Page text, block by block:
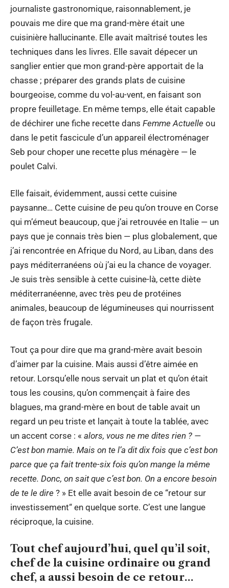
journaliste gastronomique, raisonnablement, je
pouvais me dire que ma grand-mère était une
cuisinière hallucinante. Elle avait maîtrisé toutes les
techniques dans les livres. Elle savait dépecer un
sanglier entier que mon grand-père apportait de la
chasse ; préparer des grands plats de cuisine
bourgeoise, comme du vol-au-vent, en faisant son
propre feuilletage. En même temps, elle était capable
de déchirer une fiche recette dans Femme Actuelle ou
dans le petit fascicule d’un appareil électroménager
Seb pour choper une recette plus ménagère — le
poulet Calvi.
Elle faisait, évidemment, aussi cette cuisine
paysanne… Cette cuisine de peu qu’on trouve en Corse
qui m’émeut beaucoup, que j’ai retrouvée en Italie — un
pays que je connais très bien — plus globalement, que
j’ai rencontrée en Afrique du Nord, au Liban, dans des
pays méditerranéens où j’ai eu la chance de voyager.
Je suis très sensible à cette cuisine-là, cette diète
méditerranéenne, avec très peu de protéines
animales, beaucoup de légumineuses qui nourrissent
de façon très frugale.
Tout ça pour dire que ma grand-mère avait besoin
d’aimer par la cuisine. Mais aussi d’être aimée en
retour. Lorsqu’elle nous servait un plat et qu’on était
tous les cousins, qu’on commençait à faire des
blagues, ma grand-mère en bout de table avait un
regard un peu triste et lançait à toute la tablée, avec
un accent corse : « alors, vous ne me dites rien ? —
C’est bon mamie. Mais on te l’a dit dix fois que c’est bon
parce que ça fait trente-six fois qu’on mange la même
recette. Donc, on sait que c’est bon. On a encore besoin
de te le dire ? » Et elle avait besoin de ce “retour sur
investissement“ en quelque sorte. C’est une langue
réciproque, la cuisine.
Tout chef aujourd’hui, quel qu’il soit,
chef de la cuisine ordinaire ou grand
chef, a aussi besoin de ce retour…